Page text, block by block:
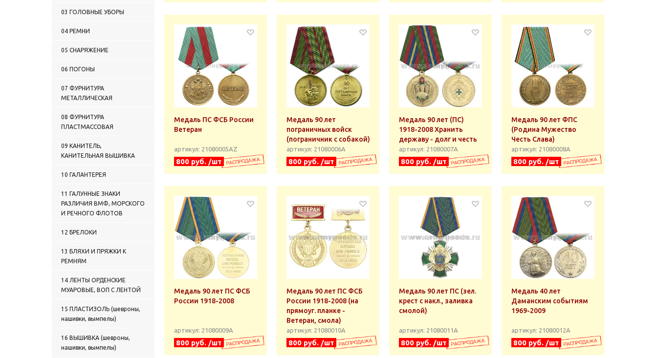
03 ГОЛОВНЫЕ УБОРЫ
04 РЕМНИ
05 СНАРЯЖЕНИЕ
06 ПОГОНЫ
07 ФУРНИТУРА
МЕТАЛЛИЧЕСКАЯ
08 ФУРНИТУРА
ПЛАСТМАССОВАЯ
09 КАНИТЕЛЬ,
КАНИТЕЛЬНАЯ ВЫШИВКА
10 ГАЛАНТЕРЕЯ
11 ГАЛУННЫЕ ЗНАКИ
РАЗЛИЧИЯ ВМФ, МОРСКОГО
И РЕЧНОГО ФЛОТОВ
12 БРЕЛОКИ
13 БЛЯХИ И ПРЯЖКИ К
РЕМНЯМ
14 ЛЕНТЫ ОРДЕНСКИЕ
МУАРОВЫЕ, ВОП С ЛЕНТОЙ
15 ПЛАСТИЗОЛЬ (шевроны,
нашивки, вымпелы)
16 ВЫШИВКА (шевроны,
нашивки, вымпелы)
Медаль ПС ФСБ России
Ветеран
артикул: 21080005АZ
800 руб. /шт
Медаль 90 лет
пограничных войск
(пограничник с собакой)
артикул: 21080006А
800 руб. /шт
Медаль 90 лет (ПС)
1918-2008 Хранить
державу - долг и честь
артикул: 21080007А
800 руб. /шт
Медаль 90 лет ФПС
(Родина Мужество
Честь Слава)
артикул: 21080008А
800 руб. /шт
Медаль 90 лет ПС ФСБ
России 1918-2008
артикул: 21080009А
800 руб. /шт
Медаль 90 лет ПС ФСБ
России 1918-2008 (на
прямоуг. планке -
Ветеран, смола)
артикул: 21080010А
800 руб. /шт
Медаль 90 лет ПС (зел.
крест с накл., заливка
смолой)
артикул: 21080011А
800 руб. /шт
Медаль 40 лет
Даманским событиям
1969-2009
артикул: 21080012А
800 руб. /шт